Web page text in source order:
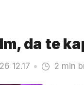
da te
12.17 2 min